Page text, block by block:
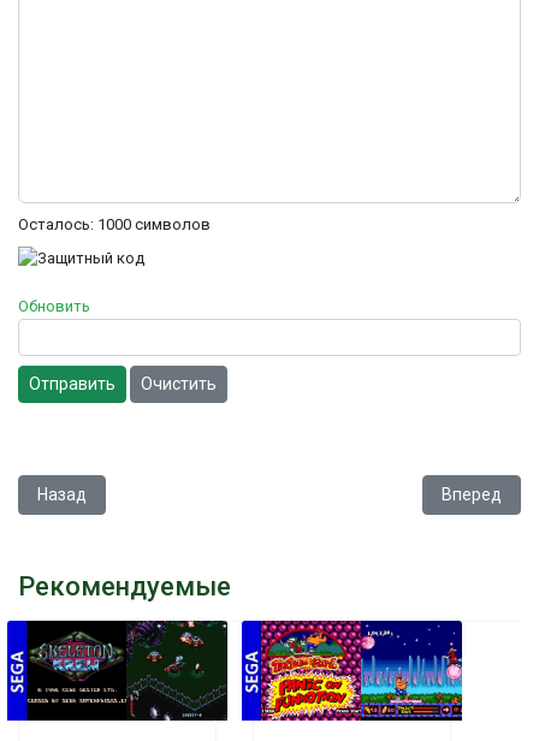
Осталось: 1000 символов
Обновить
Отправить Очистить
Предыдущий: Judge Dredd - The Movie
Назад Вперед
Рекомендуемые